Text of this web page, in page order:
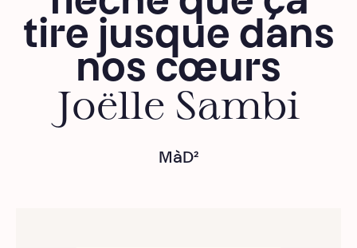
tire jusque dans
nos cœurs
Joëlle Sambi
MàD²